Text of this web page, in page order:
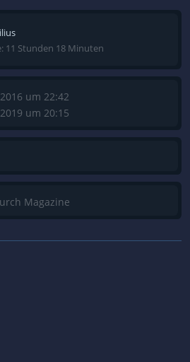
11 Stunden 18 Minuten
um 22:42
um 20:15
Magazine